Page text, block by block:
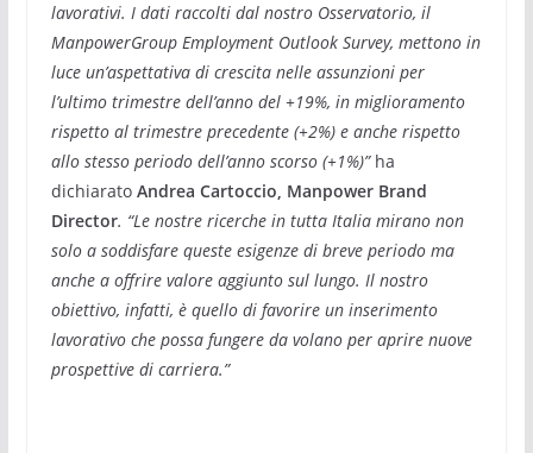
lavorativi. I dati raccolti dal nostro Osservatorio, il
ManpowerGroup Employment Outlook Survey, mettono in
luce un’aspettativa di crescita nelle assunzioni per
l’ultimo trimestre dell’anno del +19%, in miglioramento
rispetto al trimestre precedente (+2%) e anche rispetto
allo stesso periodo dell’anno scorso (+1%)” ha
dichiarato Andrea Cartoccio, Manpower Brand
Director. “Le nostre ricerche in tutta Italia mirano non
solo a soddisfare queste esigenze di breve periodo ma
anche a offrire valore aggiunto sul lungo. Il nostro
obiettivo, infatti, è quello di favorire un inserimento
lavorativo che possa fungere da volano per aprire nuove
prospettive di carriera.”